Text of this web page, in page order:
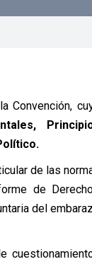
Convención,
de las
de
del